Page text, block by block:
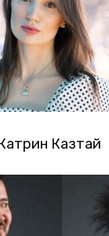
Казтай